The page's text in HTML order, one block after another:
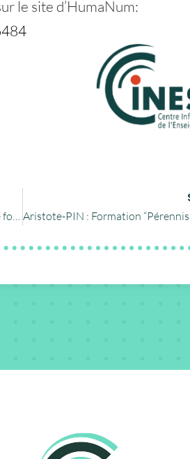
le site d’HumaNum:
Aristote-PIN : La page Web de la « cellule format » en ligne